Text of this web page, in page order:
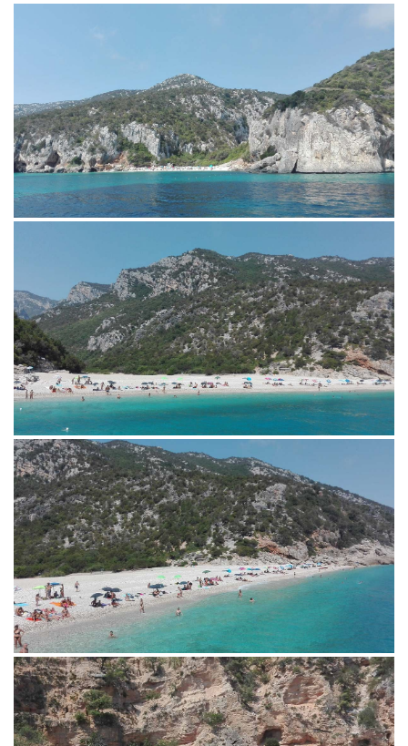
posti auto sempre liberi e
gratuiti. Si respira un'aria
salubre, nel silenzio e nella
tranquillità più assoluti ed
ogni meta del Golfo di Orosei
è a breve distanza. Vacanze
distensive nel mare più bello
d'Italia per periodi minimi di
una settimana. Per
www.calagononevacanze.org
info@calagononevacanze.org
L'appartamento al primo
piano ha una camera da letto
matrimoniale, una cucina-
living ed un bagno. Inoltre la
grande terrazza consente di
mangiare all'aperto con una
splendida vista mare.
Tutti e due gli appartamenti
sono dotati di lavatrice e di
tutti i confort. Lenzuola,
ferro ed asse da stiro, phone,
vengono forniti dalla
proprietà.
Verrete accolti con gentilezza
e disponibilità facendovi
sentire come in famiglia.
I proprietari sono a vostra
disposizione per qualunque
necessità e per indicazioni e
consigli su spiagge, luoghi di
interesse naturalistico,
tradizioni locali ed
enogastonomia.
www.calagononevacanze.org
+39 3492317246
info@calagononevacanze.org